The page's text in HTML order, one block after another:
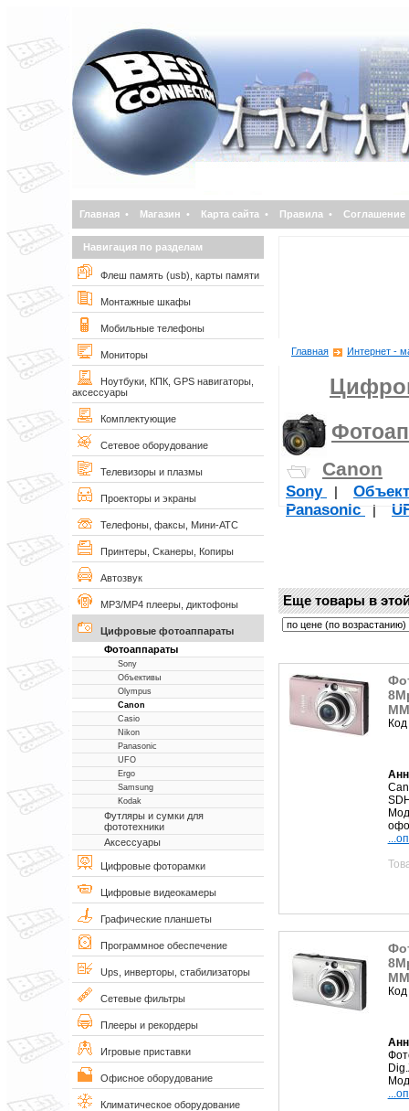
Главная • Магазин • Карта сайта • Правила • Соглашение
Навигация по разделам
Флеш память (usb), карты памяти
Монтажные шкафы
Мобильные телефоны
Мониторы
Ноутбуки, КПК, GPS навигаторы,
аксессуары
Комплектующие
Сетевое оборудование
Телевизоры и плазмы
Проекторы и экраны
Телефоны, факсы, Мини-АТС
Принтеры, Сканеры, Копиры
Автозвук
MP3/MP4 плееры, диктофоны
Цифровые фотоаппараты
Фотоаппараты
Sony
Объективы
Olympus
Canon
Casio
Nikon
Panasonic
UFO
Ergo
Samsung
Kodak
Футляры и сумки для
фототехники
Аксессуары
Цифровые фоторамки
Цифровые видеокамеры
Графические планшеты
Программное обеспечение
Ups, инверторы, стабилизаторы
Сетевые фильтры
Плееры и рекордеры
Игровые приставки
Офисное оборудование
Климатическое оборудование
Главная Интернет -
Canon
Sony |
Panasonic
|
Еще товары в